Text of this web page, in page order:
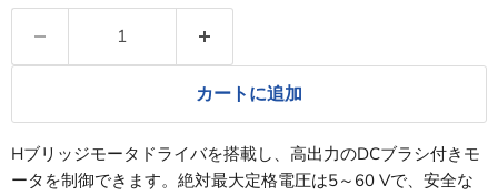
カートに追加
Hブリッジモータドライバを搭載し、高出力のDCブラシ付きモ
ータを制御できます。絶対最大定格電圧は5～60 Vで、安全な